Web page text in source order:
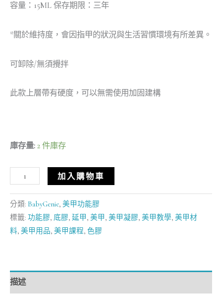
容量：15ML 保存期限：三年
*關於維持度，會因指甲的狀況與生活習慣環境有所差異。
可卸除/無須攪拌
此款上層帶有硬度，可以無需使用加固建構
庫存量: 2 件庫存
加入購物車
分類: BabyGenie, 美甲功能膠
標籤: 功能膠, 底膠, 延甲, 美甲, 美甲凝膠, 美甲教學, 美甲材
料, 美甲用品, 美甲課程, 色膠
描述